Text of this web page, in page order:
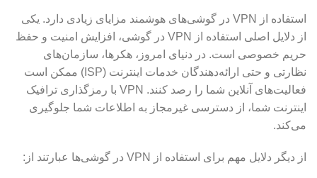
استفاده از VPN در گوشی‌های هوشمند مزایای زیادی دارد. یکی
از دلایل اصلی استفاده از VPN در گوشی، افزایش امنیت و حفظ
حریم خصوصی است. در دنیای امروز، هکرها، سازمان‌های
نظارتی و حتی ارائه‌دهندگان خدمات اینترنت (ISP) ممکن است
فعالیت‌های آنلاین شما را رصد کنند. VPN با رمزگذاری ترافیک
اینترنت شما، از دسترسی غیرمجاز به اطلاعات شما جلوگیری
می‌کند.
از دیگر دلایل مهم برای استفاده از VPN در گوشی‌ها عبارتند از: